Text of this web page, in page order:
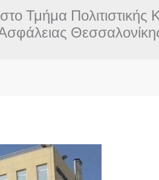
Τμήμα Πολιτιστικής